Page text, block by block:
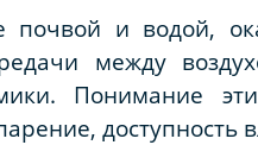
почвой и водой,
между
Понимание
доступность